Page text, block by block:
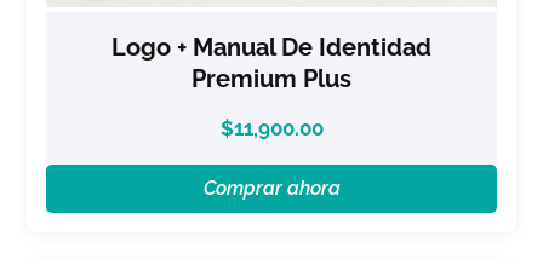
Logo + Manual De Identidad
Premium Plus
$11,900.00
Comprar ahora